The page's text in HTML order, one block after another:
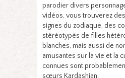
parodier divers
vidéos, vous trouverez
signes du zodiaque, des
stéréotypés de filles
blanches, mais aussi de
amusantes sur la vie et la
connues sont
sœurs Kardashian.